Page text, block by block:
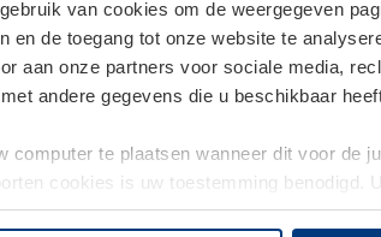
van cookies om de weergegeven
en de toegang tot onze website te
aan onze partners voor sociale media,
andere gegevens die u beschikbaar
te plaatsen wanneer dit voor de
cookies is uw toestemming benodigd.
op onze website wijzigen